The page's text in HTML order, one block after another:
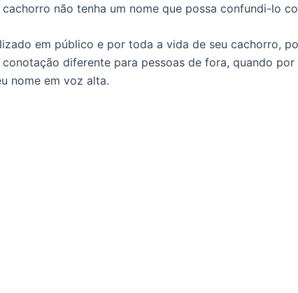
não tenha um nome que possa confundi-lo
em público e por toda a vida de seu cachorro,
diferente para pessoas de fora, quando
nome em voz alta.